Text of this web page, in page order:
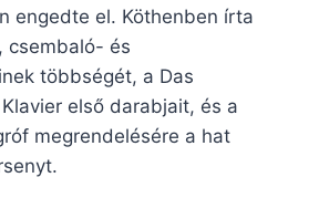
engedte el. Köthenben írta
csembaló- és
többségét, a Das
első darabjait, és a
megrendelésére a hat